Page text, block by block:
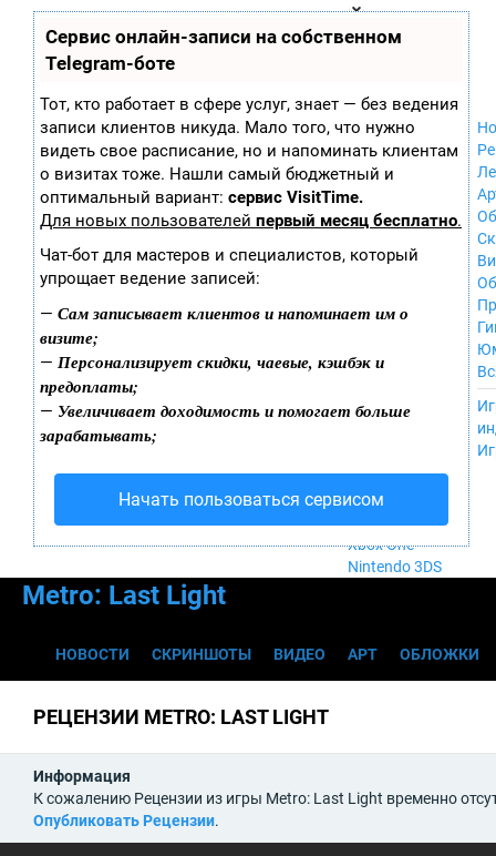
Сервис онлайн-записи на собственном
Telegram-боте
Тот, кто работает в сфере услуг, знает — без ведения
записи клиентов никуда. Мало того, что нужно
видеть свое расписание, но и напоминать клиентам
о визитах тоже. Нашли самый бюджетный и
оптимальный вариант: сервис VisitTime.
Для новых пользователей первый месяц бесплатно.
Чат-бот для мастеров и специалистов, который
упрощает ведение записей:
— Сам записывает клиентов и напоминает им о
визите;
— Персонализирует скидки, чаевые, кэшбэк и
предоплаты;
— Увеличивает доходимость и помогает больше
зарабатывать;
Начать пользоваться сервисом
играх
ла
ор
ы
Xbox 360
Nintendo Wii
Nintendo
GameCube
PlayStation
PlayStation 3
Nintendo 64
Sega Dreamcast
Nintendo DS
iOS
Sega Mega Drive
Mobile
Nintendo Wii U
PlayStation 4
Xbox One
Nintendo 3DS
Metro: Last Light
НОВОСТИ СКРИНШОТЫ ВИДЕО АРТ ОБЛОЖКИ
РЕЦЕНЗИИ METRO: LAST LIGHT
Информация
К сожалению Рецензии из игры Metro: Last Light временно
Опубликовать Рецензии.